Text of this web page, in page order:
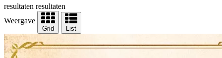
resultaten resultaten
Weergave
Grid List